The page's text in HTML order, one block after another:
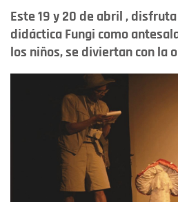
Este 19 y 20 de abril ,
didáctica Fungi como
los niños, se diviertan con la